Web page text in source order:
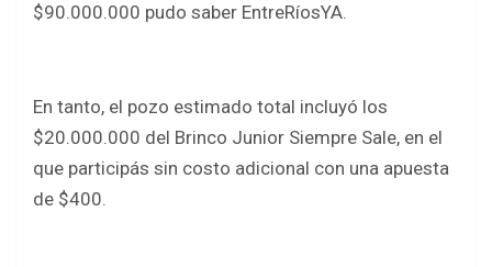
$90.000.000 pudo saber EntreRíosYA.
En tanto, el pozo estimado total incluyó los
$20.000.000 del Brinco Junior Siempre Sale, en el
que participás sin costo adicional con una apuesta
de $400.